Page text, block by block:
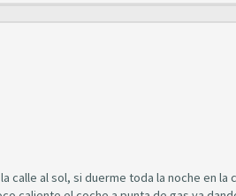
calle al sol, si duerme toda la noche en la